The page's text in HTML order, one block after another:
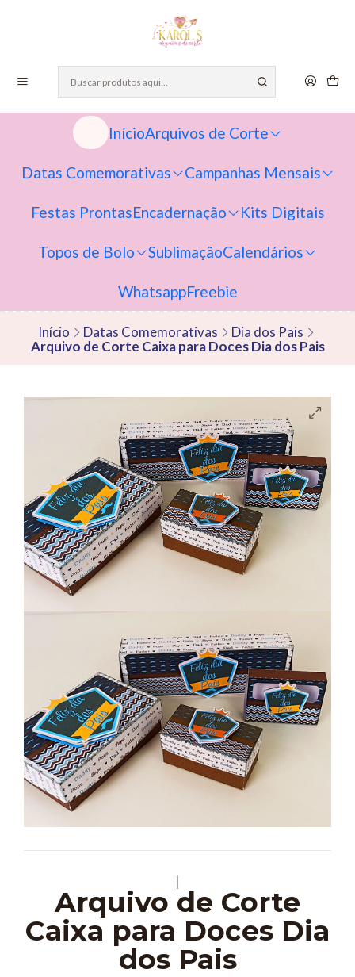
InícioArquivos de Corte
Datas Comemorativas Campanhas Mensais
Festas ProntasEncadernação Kits Digitais
Topos de Bolo SublimaçãoCalendários
WhatsappFreebie
Início Datas Comemorativas
Dia dos Pais
Arquivo de Corte Caixa para Doces Dia dos Pais
|
Arquivo de Corte
Caixa para Doces Dia
dos Pais